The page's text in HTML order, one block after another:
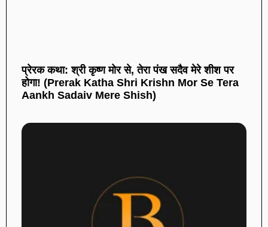
प्रेरक कथा: श्री कृष्ण मोर से, तेरा पंख सदैव मेरे शीश पर
होगा! (Prerak Katha Shri Krishn Mor Se Tera
Aankh Sadaiv Mere Shish)